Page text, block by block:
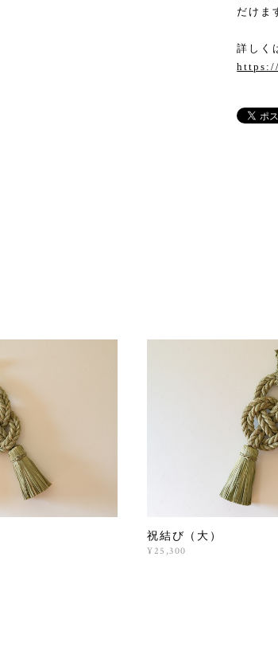
だけま
詳しく
祝結び（大）
¥25,300